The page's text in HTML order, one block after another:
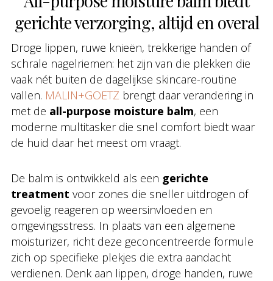
gerichte verzorging, altijd en overal
Droge lippen, ruwe knieën, trekkerige handen of
schrale nagelriemen: het zijn van die plekken die
vaak nét buiten de dagelijkse skincare-routine
vallen. MALIN+GOETZ brengt daar verandering in
met de all-purpose moisture balm, een
moderne multitasker die snel comfort biedt waar
de huid daar het meest om vraagt.
De balm is ontwikkeld als een gerichte
treatment voor zones die sneller uitdrogen of
gevoelig reageren op weersinvloeden en
omgevingsstress. In plaats van een algemene
moisturizer, richt deze geconcentreerde formule
zich op specifieke plekjes die extra aandacht
verdienen. Denk aan lippen, droge handen, ruwe